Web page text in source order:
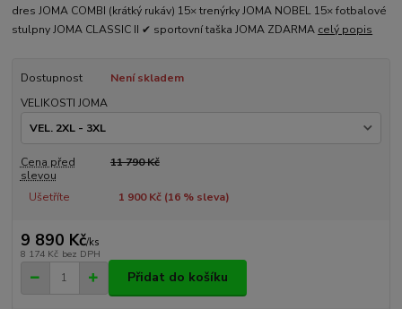
dres JOMA COMBI (krátký rukáv) 15× trenýrky JOMA NOBEL 15× fotbalové
stulpny JOMA CLASSIC II ✔ sportovní taška JOMA ZDARMA celý popis
Dostupnost
Není skladem
VELIKOSTI JOMA
Cena před
slevou
11 790 Kč
Ušetříte 1 900 Kč (16% sleva)
9 890 Kč/ks
8 174 Kč bez DPH
Přidat do košíku